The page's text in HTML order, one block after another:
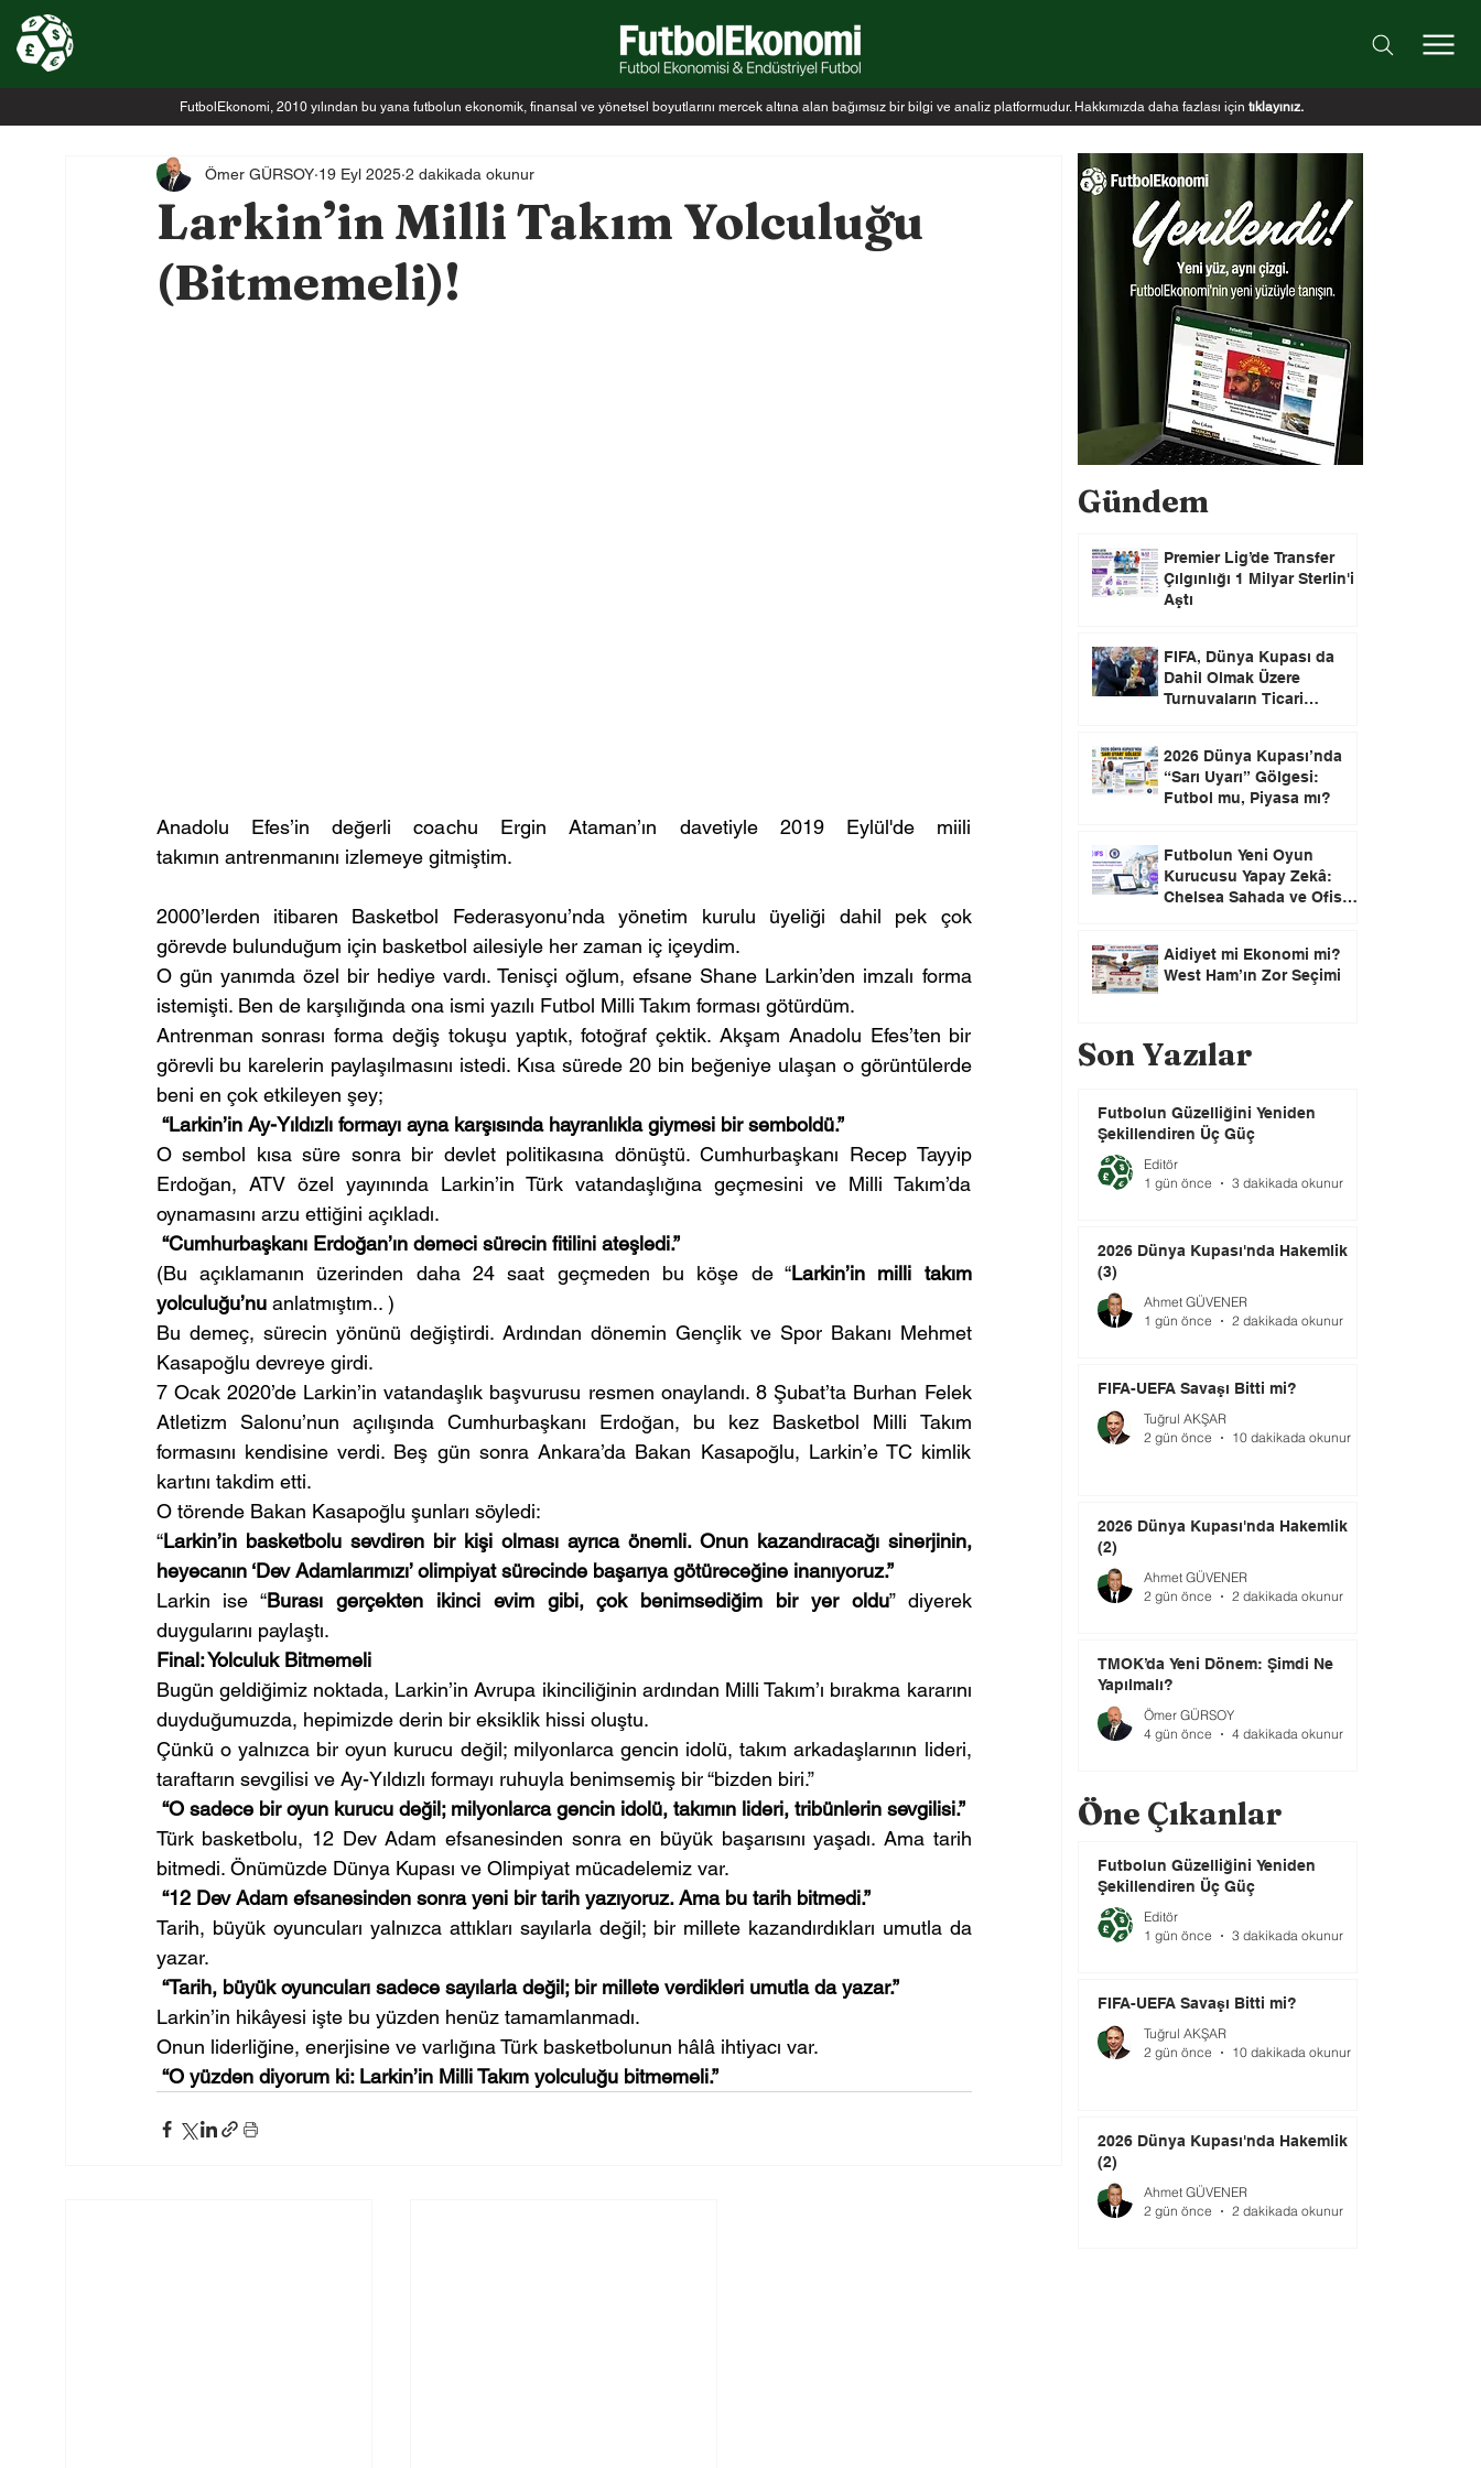
FutbolEkonomi, 2010 yılından bu yana futbolun ekonomik, finansal ve yönetsel boyutlarını mercek altına alan bağımsız bir bilgi ve analiz platformudur. Hakkımızda daha fazlası için tıklayınız.
Larkin’in Milli Takım Yolculuğu
(Bitmemeli)!
Ömer GÜRSOY 19 Eyl 2025 2 dakikada okunur
Anadolu Efes’in değerli coachu Ergin Ataman’ın davetiyle 2019 Eylül'de miili
takımın antrenmanını izlemeye gitmiştim.
2000’lerden itibaren Basketbol Federasyonu’nda yönetim kurulu üyeliği dahil pek çok
görevde bulunduğum için basketbol ailesiyle her zaman iç içeydim.
O gün yanımda özel bir hediye vardı. Tenisçi oğlum, efsane Shane Larkin’den imzalı forma
istemişti. Ben de karşılığında ona ismi yazılı Futbol Milli Takım forması götürdüm.
Antrenman sonrası forma değiş tokuşu yaptık, fotoğraf çektik. Akşam Anadolu Efes’ten bir
görevli bu karelerin paylaşılmasını istedi. Kısa sürede 20 bin beğeniye ulaşan o görüntülerde
beni en çok etkileyen şey;
“Larkin’in Ay-Yıldızlı formayı ayna karşısında hayranlıkla giymesi bir semboldü.”
O sembol kısa süre sonra bir devlet politikasına dönüştü. Cumhurbaşkanı Recep Tayyip
Erdoğan, ATV özel yayınında Larkin’in Türk vatandaşlığına geçmesini ve Milli Takım’da
oynamasını arzu ettiğini açıkladı.
“Cumhurbaşkanı Erdoğan’ın demeci sürecin fitilini ateşledi.”
(Bu açıklamanın üzerinden daha 24 saat geçmeden bu köşe de “Larkin’in milli takım
yolculuğu’nu anlatmıştım.. )
Bu demeç, sürecin yönünü değiştirdi. Ardından dönemin Gençlik ve Spor Bakanı Mehmet
Kasapoğlu devreye girdi.
7 Ocak 2020’de Larkin’in vatandaşlık başvurusu resmen onaylandı. 8 Şubat’ta Burhan Felek
Atletizm Salonu’nun açılışında Cumhurbaşkanı Erdoğan, bu kez Basketbol Milli Takım
formasını kendisine verdi. Beş gün sonra Ankara’da Bakan Kasapoğlu, Larkin’e TC kimlik
kartını takdim etti.
O törende Bakan Kasapoğlu şunları söyledi:
“Larkin’in basketbolu sevdiren bir kişi olması ayrıca önemli. Onun kazandıracağı sinerjinin,
heyecanın ‘Dev Adamlarımızı’ olimpiyat sürecinde başarıya götüreceğine inanıyoruz.”
Larkin ise “Burası gerçekten ikinci evim gibi, çok benimsediğim bir yer oldu” diyerek
duygularını paylaştı.
Final: Yolculuk Bitmemeli
Bugün geldiğimiz noktada, Larkin’in Avrupa ikinciliğinin ardından Milli Takım’ı bırakma kararını
duyduğumuzda, hepimizde derin bir eksiklik hissi oluştu.
Çünkü o yalnızca bir oyun kurucu değil; milyonlarca gencin idolü, takım arkadaşlarının lideri,
taraftarın sevgilisi ve Ay-Yıldızlı formayı ruhuyla benimsemiş bir “bizden biri.”
“O sadece bir oyun kurucu değil; milyonlarca gencin idolü, takımın lideri, tribünlerin sevgilisi.”
Türk basketbolu, 12 Dev Adam efsanesinden sonra en büyük başarısını yaşadı. Ama tarih
bitmedi. Önümüzde Dünya Kupası ve Olimpiyat mücadelemiz var.
“12 Dev Adam efsanesinden sonra yeni bir tarih yazıyoruz. Ama bu tarih bitmedi.”
Tarih, büyük oyuncuları yalnızca attıkları sayılarla değil; bir millete kazandırdıkları umutla da
yazar.
“Tarih, büyük oyuncuları sadece sayılarla değil; bir millete verdikleri umutla da yazar.”
Larkin’in hikâyesi işte bu yüzden henüz tamamlanmadı.
Onun liderliğine, enerjisine ve varlığına Türk basketbolunun hâlâ ihtiyacı var.
“O yüzden diyorum ki: Larkin’in Milli Takım yolculuğu bitmemeli.”
Gündem
Premier Lig’de Transfer
Çılgınlığı 1 Milyar Sterlin'i
Aştı
FIFA, Dünya Kupası da
Dahil Olmak Üzere
Turnuvaların Ticari
2026 Dünya Kupası’nda
“Sarı Uyarı” Gölgesi:
Futbol mu, Piyasa mı?
Futbolun Yeni Oyun
Kurucusu Yapay Zekâ:
Chelsea Sahada ve Ofiste
Aidiyet mi Ekonomi mi?
West Ham’ın Zor Seçimi
Son Yazılar
Futbolun Güzelliğini Yeniden
Şekillendiren Üç Güç
Editör
1 gün önce
3 dakikada okunur
2026 Dünya Kupası'nda Hakemlik
(3)
Ahmet GÜVENER
1 gün önce
2 dakikada okunur
FIFA-UEFA Savaşı Bitti mi?
Tuğrul AKŞAR
2 gün önce
10 dakikada okunur
2026 Dünya Kupası'nda Hakemlik
(2)
Ahmet GÜVENER
2 gün önce
2 dakikada okunur
TMOK’da Yeni Dönem: Şimdi Ne
Yapılmalı?
Ömer GÜRSOY
4 gün önce
4 dakikada okunur
Öne Çıkanlar
Futbolun Güzelliğini Yeniden
Şekillendiren Üç Güç
Editör
1 gün önce
3 dakikada okunur
FIFA-UEFA Savaşı Bitti mi?
Tuğrul AKŞAR
2 gün önce
10 dakikada okunur
2026 Dünya Kupası'nda Hakemlik
(2)
Ahmet GÜVENER
2 gün önce
2 dakikada okunur